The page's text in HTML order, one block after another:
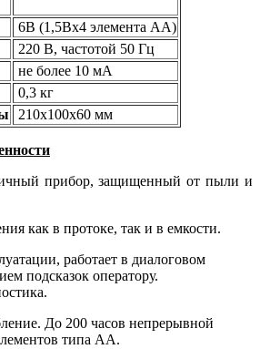
6В (1,5Вx4 элемента AА)
220 В, частотой 50 Гц
не более 10 мА
0,3 кг
210x100x60 мм
прибор, защищенный от пыли и
как в протоке, так и в емкости.
работает в диалоговом
подсказок оператору.
До 200 часов непрерывной
типа АА.